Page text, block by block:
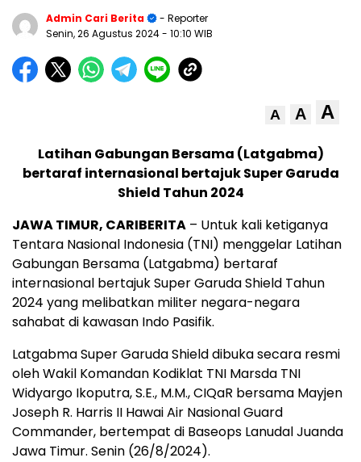
Admin Cari Berita
- Reporter
Senin, 26 Agustus 2024- 10:10 WIB
A A A
Latihan Gabungan Bersama (Latgabma)
bertaraf internasional bertajuk Super Garuda
Shield Tahun 2024
JAWA TIMUR, CARIBERITA – Untuk kali ketiganya
Tentara Nasional Indonesia (TNI) menggelar Latihan
Gabungan Bersama (Latgabma) bertaraf
internasional bertajuk Super Garuda Shield Tahun
2024 yang melibatkan militer negara-negara
sahabat di kawasan Indo Pasifik.
Latgabma Super Garuda Shield dibuka secara resmi
oleh Wakil Komandan Kodiklat TNI Marsda TNI
Widyargo Ikoputra, S.E., M.M., CIQaR bersama Mayjen
Joseph R. Harris II Hawai Air Nasional Guard
Commander, bertempat di Baseops Lanudal Juanda
Jawa Timur. Senin (26/8/2024).